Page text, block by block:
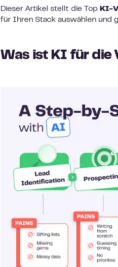
Dieser Artikel stellt die Top KI-
für Ihren Stack auswählen und
Was ist KI für die